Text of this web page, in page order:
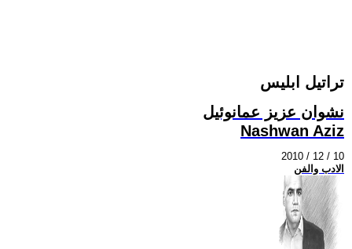
تراتيل ابليس
نشوان عزيز عمانوئيل
Nashwan Aziz
2010 / 12 / 10
الادب والفن